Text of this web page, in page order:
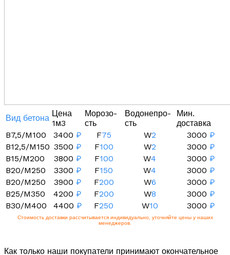
Вид бетона Цена
1м3
Морозо-
сть
Водонепро-
сть
Мин.
доставка
B7,5/M100
3400 ₽ F75 W2 3000 ₽
B12,5/M150 3500 ₽ F100 W2 3000 ₽
B15/M200
3800 ₽ F100 W4 3000 ₽
B20/M250
3300 ₽ F150 W4 3000 ₽
B20/M250
3900 ₽ F200 W6 3000 ₽
B25/M350
4200 ₽ F200 W8 3000 ₽
B30/M400
4400 ₽ F250 W10 3000 ₽
Стоимость доставки рассчитывается индивидуально, уточняйте цены у наших
менеджеров.
Как только наши покупатели принимают окончательное